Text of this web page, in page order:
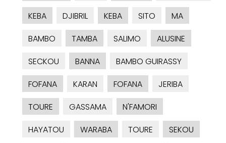
KEBA
DJIBRIL KEBA SITO
MA
BAMBO
TAMBA SALIMO
ALUSINE
SECKOU
BANNA
BAMBO GUIRASSY
FOFANA
KARAN FOFANA
JERIBA
TOURE
GASSAMA
N'FAMORI
HAYATOU
WARABA TOURE
SEKOU